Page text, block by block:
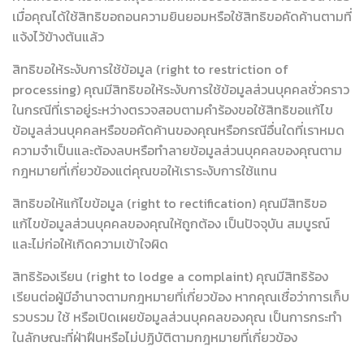
เมื่อคุณได้ใช้สิทธิขอถอนความยินยอมหรือใช้สิทธิขอคัดค้านตามที่
แจ้งไว้ข้างต้นแล้ว
สิทธิขอให้ระงับการใช้ข้อมูล (right to restriction of
processing) คุณมีสิทธิขอให้ระงับการใช้ข้อมูลส่วนบุคคลชั่วคราว
ในกรณีที่เราอยู่ระหว่างตรวจสอบตามคำร้องขอใช้สิทธิขอแก้ไข
ข้อมูลส่วนบุคคลหรือขอคัดค้านของคุณหรือกรณีอื่นใดที่เราหมด
ความจำเป็นและต้องลบหรือทำลายข้อมูลส่วนบุคคลของคุณตาม
กฎหมายที่เกี่ยวข้องแต่คุณขอให้เราระงับการใช้แทน
สิทธิขอให้แก้ไขข้อมูล (right to rectification) คุณมีสิทธิขอ
แก้ไขข้อมูลส่วนบุคคลของคุณให้ถูกต้อง เป็นปัจจุบัน สมบูรณ์
และไม่ก่อให้เกิดความเข้าใจผิด
สิทธิร้องเรียน (right to lodge a complaint) คุณมีสิทธิร้อง
เรียนต่อผู้มีอำนาจตามกฎหมายที่เกี่ยวข้อง หากคุณเชื่อว่าการเก็บ
รวบรวม ใช้ หรือเปิดเผยข้อมูลส่วนบุคคลของคุณ เป็นการกระทำ
ในลักษณะที่ฝ่าฝืนหรือไม่ปฏิบัติตามกฎหมายที่เกี่ยวข้อง